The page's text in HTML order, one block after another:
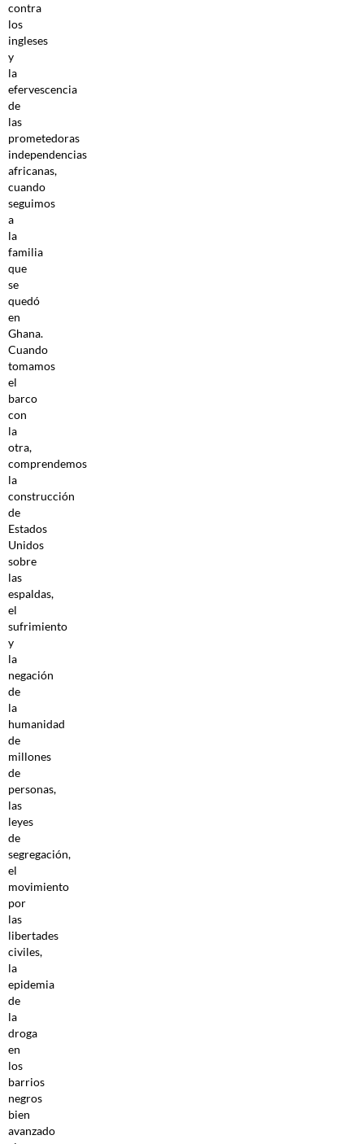
contra
los
ingleses
y
la
efervescencia
de
las
prometedoras
independencias
africanas,
cuando
seguimos
a
la
familia
que
se
quedó
en
Ghana.
Cuando
tomamos
el
barco
con
la
otra,
comprendemos
la
construcción
de
Estados
Unidos
sobre
las
espaldas,
el
sufrimiento
y
la
negación
de
la
humanidad
de
millones
de
personas,
las
leyes
de
segregación,
el
movimiento
por
las
libertades
civiles,
la
epidemia
de
la
droga
en
los
barrios
negros
bien
avanzado